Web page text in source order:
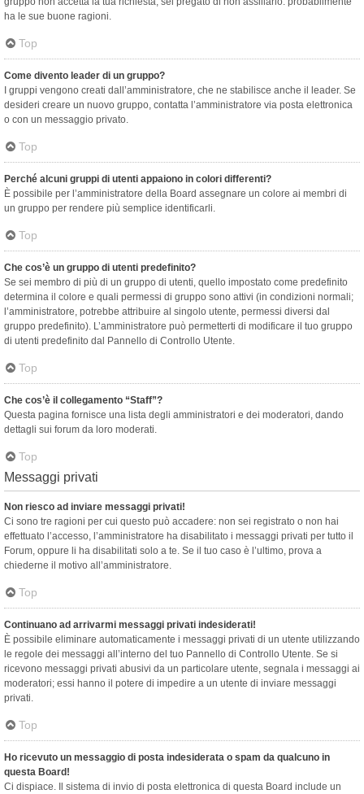
ha le sue buone ragioni.
Top
Come divento leader di un gruppo?
I gruppi vengono creati dall’amministratore, che ne stabilisce anche il leader. Se
desideri creare un nuovo gruppo, contatta l’amministratore via posta elettronica
o con un messaggio privato.
Top
Perché alcuni gruppi di utenti appaiono in colori differenti?
È possibile per l’amministratore della Board assegnare un colore ai membri di
un gruppo per rendere più semplice identificarli.
Top
Che cos’è un gruppo di utenti predefinito?
Se sei membro di più di un gruppo di utenti, quello impostato come predefinito
determina il colore e quali permessi di gruppo sono attivi (in condizioni normali;
l’amministratore, potrebbe attribuire al singolo utente, permessi diversi dal
gruppo predefinito). L’amministratore può permetterti di modificare il tuo gruppo
di utenti predefinito dal Pannello di Controllo Utente.
Top
Che cos’è il collegamento “Staff”?
Questa pagina fornisce una lista degli amministratori e dei moderatori, dando
dettagli sui forum da loro moderati.
Top
Messaggi privati
Non riesco ad inviare messaggi privati!
Ci sono tre ragioni per cui questo può accadere: non sei registrato o non hai
effettuato l’accesso, l’amministratore ha disabilitato i messaggi privati per tutto il
Forum, oppure li ha disabilitati solo a te. Se il tuo caso è l’ultimo, prova a
chiederne il motivo all’amministratore.
Top
Continuano ad arrivarmi messaggi privati indesiderati!
È possibile eliminare automaticamente i messaggi privati ​​di un utente utilizzando
le regole dei messaggi all’interno del tuo Pannello di Controllo Utente. Se si
ricevono messaggi privati ​​abusivi da un particolare utente, segnala i messaggi ai
moderatori; essi hanno il potere di impedire a un utente di inviare messaggi
privati​​.
Top
Ho ricevuto un messaggio di posta indesiderata o spam da qualcuno in
questa Board!
Ci dispiace. Il sistema di invio di posta elettronica di questa Board include un